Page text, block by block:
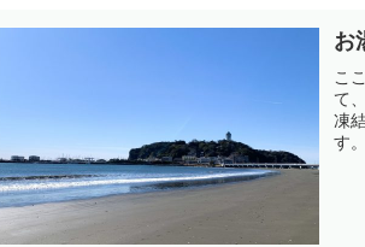
お
こ
て
凍
す